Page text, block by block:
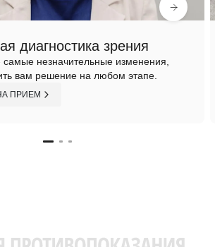
диагностика зрения
незначительные изменения,
вам решение на любом этапе.
ПРИЕМ